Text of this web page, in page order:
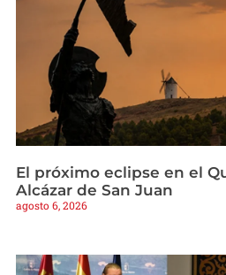
El próximo eclipse en el
Alcázar de San Juan
agosto 6, 2026